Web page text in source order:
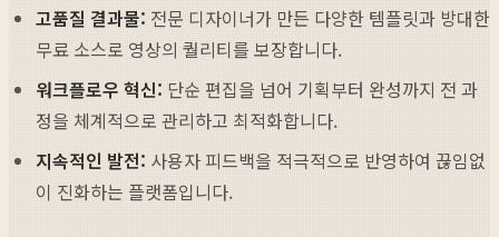
고품질 결과물: 전문 디자이너가 만든 다양한 템플릿과 방대한
무료 소스로 영상의 퀄리티를 보장합니다.
워크플로우 혁신: 단순 편집을 넘어 기획부터 완성까지 전 과
정을 체계적으로 관리하고 최적화합니다.
지속적인 발전: 사용자 피드백을 적극적으로 반영하여 끊임없
이 진화하는 플랫폼입니다.